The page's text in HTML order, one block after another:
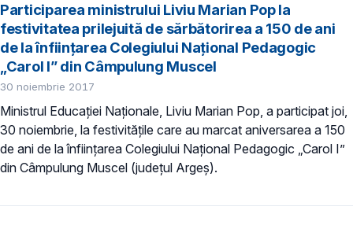
Participarea ministrului Liviu Marian Pop la
festivitatea prilejuită de sărbătorirea a 150 de ani
de la înființarea Colegiului Național Pedagogic
„Carol I” din Câmpulung Muscel
30 noiembrie 2017
Ministrul Educației Naționale, Liviu Marian Pop, a participat joi,
30 noiembrie, la festivitățile care au marcat aniversarea a 150
de ani de la înființarea Colegiului Național Pedagogic „Carol I”
din Câmpulung Muscel (județul Argeș).